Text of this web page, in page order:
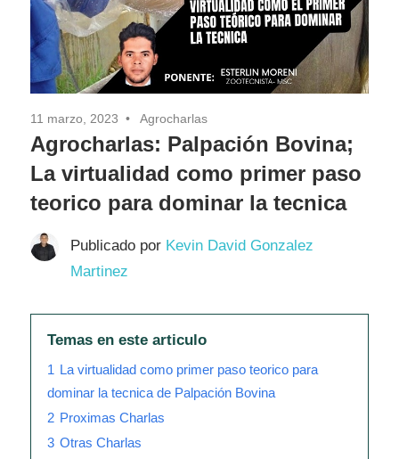
11 marzo, 2023 Agrocharlas
Agrocharlas: Palpación Bovina;
La virtualidad como primer paso
teorico para dominar la tecnica
Publicado por Kevin David Gonzalez
Martinez
Temas en este articulo
1 La virtualidad como primer paso teorico para
dominar la tecnica de Palpación Bovina
2 Proximas Charlas
3 Otras Charlas